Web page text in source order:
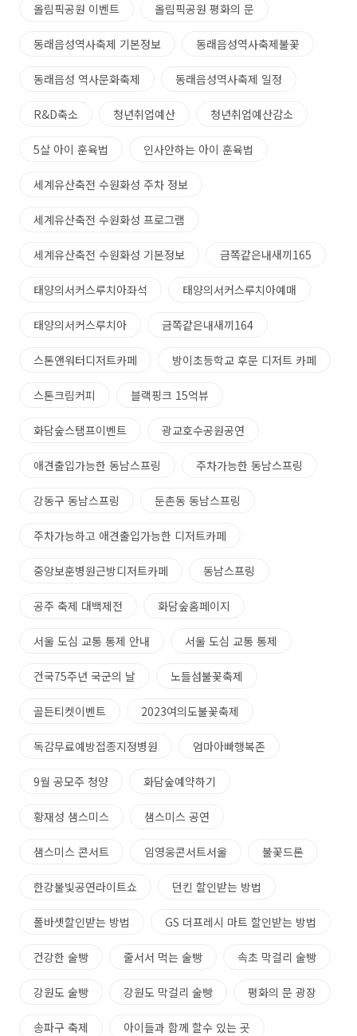
올림픽공원 이벤트 올림픽공원 평화의 문
동래읍성역사축제 기본정보 동래읍성역사축제불꽃
동래읍성 역사문화축제 동래읍성역사축제 일정
R&D축소 청년취업예산 청년취업예산감소
5살 아이 훈육법 인사안하는 아이 훈육법
세계유산축전 수원화성 주차 정보
세계유산축전 수원화성 프로그램
세계유산축전 수원화성 기본정보 금쪽같은내새끼165
태양의서커스루치아좌석 태양의서커스루치아예매
태양의서커스루치아 금쪽같은내새끼164
스톤앤워터디저트카페 방이초등학교 후문 디저트 카페
스톤크림커피 블랙핑크 15억뷰
화담숲스탬프이벤트 광교호수공원공연
애견출입가능한 동남스프링 주차가능한 동남스프링
강동구 동남스프링 둔촌동 동남스프링
주차가능하고 애견출입가능한 디저트카페
중앙보훈병원근방디저트카페 동남스프링
공주 축제 대백제전 화담숲홈페이지
서울 도심 교통 통제 안내 서울 도심 교통 통제
건국75주년 국군의 날 노들섬불꽃축제
골든티켓이벤트 2023여의도불꽃축제
독감무료예방접종지정병원 엄마아빠행복존
9월 공모주 청양 화담숲예약하기
황재성 샘스미스 샘스미스 공연
샘스미스 콘서트 임영웅콘서트서울 불꽃드론
한강불빛공연라이트쇼 던킨 할인받는 방법
폴바셋할인받는 방법 GS 더프레시 마트 할인받는 방법
건강한 술빵 줄서서 먹는 술빵 속초 막걸리 술빵
강원도 술빵 강원도 막걸리 술빵 평화의 문 광장
송파구 축제 아이들과 함께 할수 있는 곳